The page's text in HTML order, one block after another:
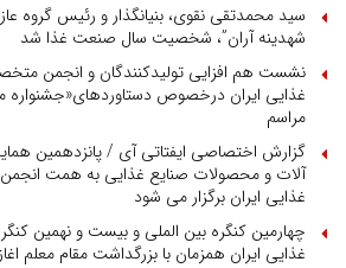
سید محمدتقی نقوی، بنیانگذار و رئیس گروه
شهدینه آران”، شخصیت سال صنعت غذا شد
نشست هم افزایی تولیدکنندگان و انجمن
غذایی ایران درخصوص دستاوردهای«جشنواره
مراسم
گزارش اختصاصی ایفتاتی آی / پانزدهمین
آلات و محصولات صنایع غذایی به همت
غذایی ایران برگزار می شود
چهارمین کنگره بین الملی و بیست و نهمین
غذایی ایران همزمان با بزرگداشت مقام معلم